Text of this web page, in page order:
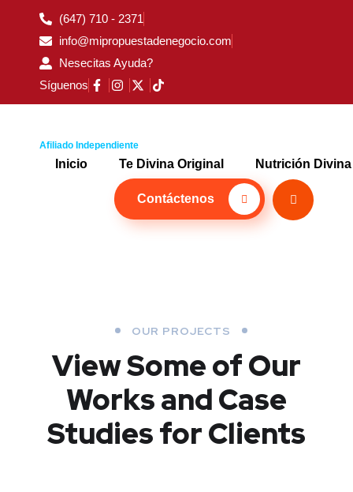
(647) 710 - 2371
info@mipropuestadenegocio.com
Nesecitas Ayuda?
Síguenos
Afiliado Independiente
Inicio Te Divina Original Nutrición Divina
Contáctenos
OUR PROJECTS
View Some of Our
Worksand Case
Studies for Clients